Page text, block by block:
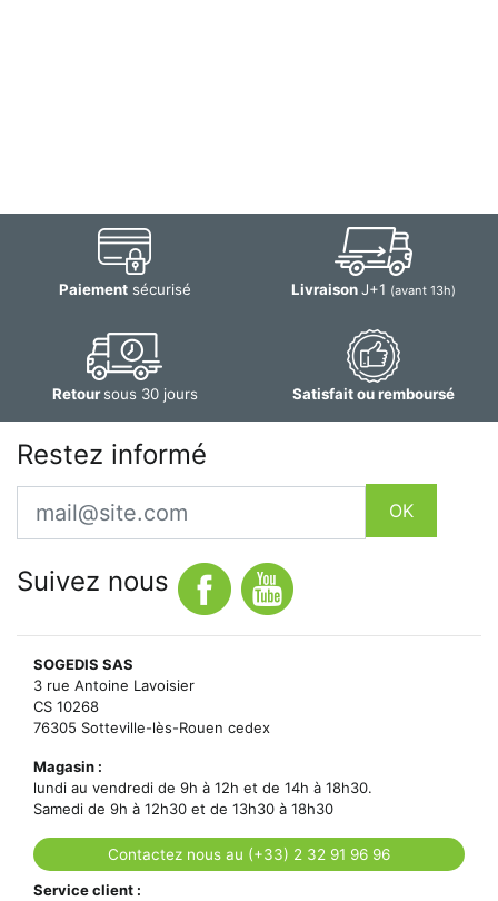
Paiementsécurisé LivraisonJ+1 (avant 13h)
Retoursous 30 jours Satisfait ou remboursé
Restez informé
Email
OK
Suivez nous
SOGEDIS SAS
3 rue Antoine Lavoisier
CS 10268
76305 Sotteville-lès-Rouen cedex
Magasin :
lundi au vendredi de 9h à 12h et de 14h à 18h30.
Samedi de 9h à 12h30 et de 13h30 à 18h30
Contactez nous au (+33) 2 32 91 96 96
Service client :